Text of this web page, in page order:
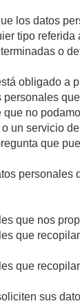
los datos
tipo referida
o
obligado a
personales
no
un servicio
que
personales
que nos
que
que
sus